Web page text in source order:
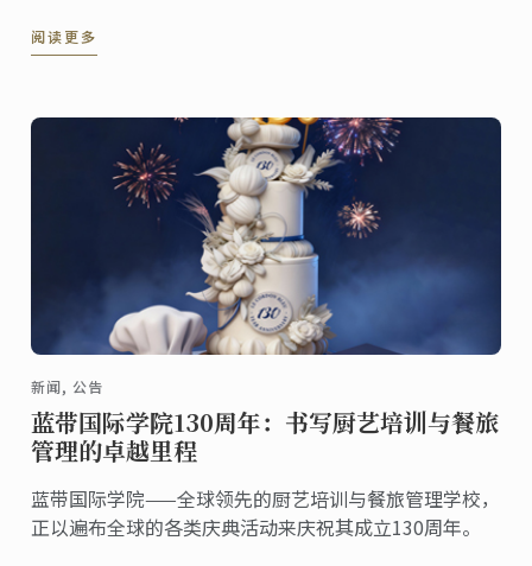
阅读更多
新闻, 公告
蓝带国际学院130周年：书写厨艺培训与餐旅
管理的卓越里程
蓝带国际学院——全球领先的厨艺培训与餐旅管理学校，
正以遍布全球的各类庆典活动来庆祝其成立130周年。